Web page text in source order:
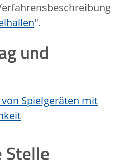
".
und
Spielgeräten mit
Stelle